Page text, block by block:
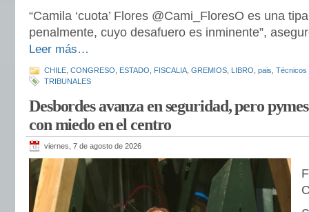
“Camila ‘cuota’ Flores @Cami_FloresO es una
penalmente, cuyo desafuero es inminente”,
Leer más…
CHILE CONGRESO ESTADO FISCALIA GREMIOS LIBRO pais Técnicos
TRIBUNALES
Desbordes avanza en seguridad, pero
con miedo en el centro
viernes, 7 de agosto de 2026